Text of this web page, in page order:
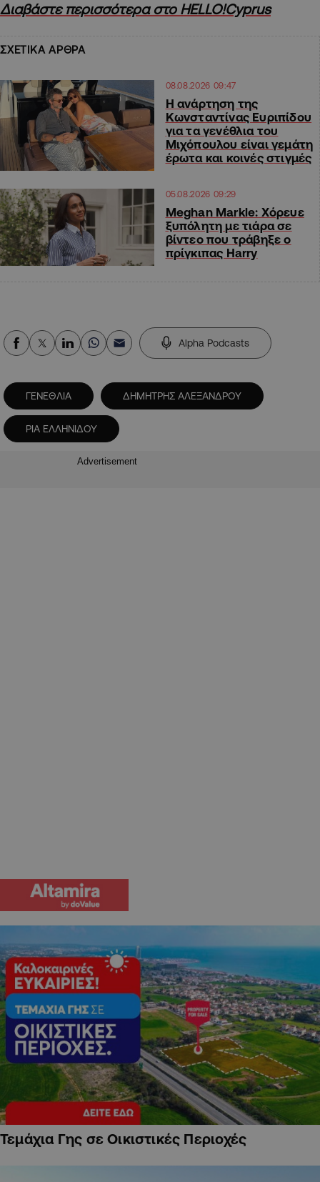
Διαβάστε περισσότερα στο HELLO!Cyprus
ΣΧΕΤΙΚΑ ΑΡΘΡΑ
08.08.2026 09:47
Η ανάρτηση της
Kωνσταντίνας Ευριπίδου
για τα γενέθλια του
Μιχόπουλου είναι γεμάτη
έρωτα και κοινές στιγμές
05.08.2026 09:29
Meghan Markle: Χόρευε
ξυπόλητη με τιάρα σε
βίντεο που τράβηξε ο
πρίγκιπας Harry
Alpha Podcasts
ΓΕΝΕΘΛΙΑ ΔΗΜΗΤΡΗΣ ΑΛΕΞΑΝΔΡΟΥ
ΡΙΑ ΕΛΛΗΝΙΔΟΥ
Advertisement
Τεμάχια Γης σε Οικιστικές Περιοχές